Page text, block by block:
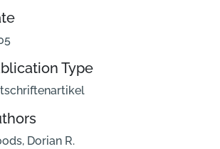
Type
Dorian R.